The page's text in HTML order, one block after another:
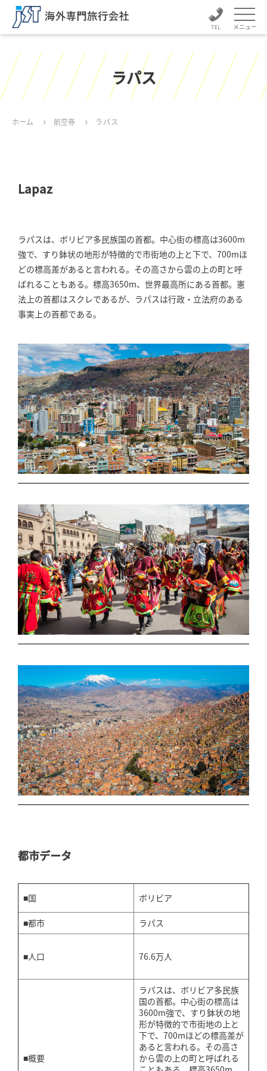
メニュー
ラパス
ホーム 航空券 ラパス
Lapaz
ラパスは、ボリビア多民族国の首都。中心街の標高は3600m
強で、すり鉢状の地形が特徴的で市街地の上と下で、700mほ
どの標高差があると言われる。その高さから雲の上の町と呼
ばれることもある。標高3650m、世界最高所にある首都。憲
法上の首都はスクレであるが、ラパスは行政・立法府のある
事実上の首都である。
都市データ
■国 ボリビア
■都市 ラパス
■人口 76.6万人
■概要
ラパスは、ボリビア多民族
国の首都。中心街の標高は
3600m強で、すり鉢状の地
形が特徴的で市街地の上と
下で、700mほどの標高差が
あると言われる。その高さ
から雲の上の町と呼ばれる